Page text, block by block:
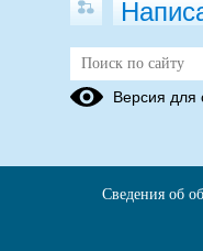
Совет отцов
Версия для
Сведения об